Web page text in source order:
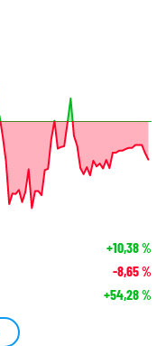
+10,38%
-8,65%
+54,28%